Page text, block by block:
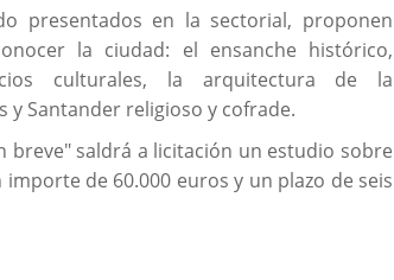
presentados en la sectorial, proponen
la ciudad: el ensanche histórico,
culturales, la arquitectura de la
Santander religioso y cofrade.
breve" saldrá a licitación un estudio sobre
de 60.000 euros y un plazo de seis